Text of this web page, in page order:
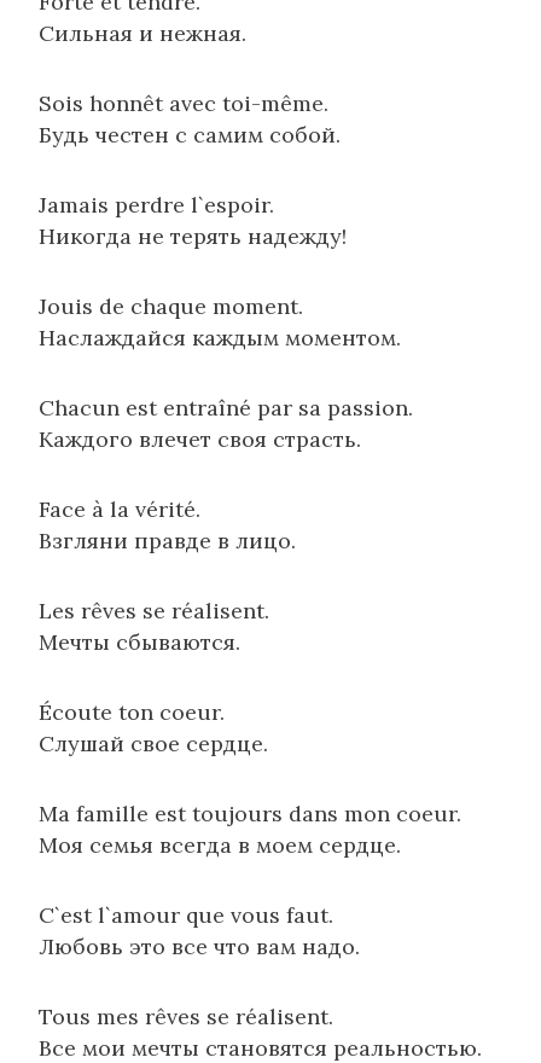
Сильная и нежная.
Sois honnêt avec toi-même.
Будь честен с самим собой.
Jamais perdre l`espoir.
Никогда не терять надежду!
Jouis de chaque moment.
Наслаждайся каждым моментом.
Chacun est entraîné par sa passion.
Каждого влечет своя страсть.
Face à la vérité.
Взгляни правде в лицо.
Les rêves se réalisent.
Мечты сбываются.
Écoute ton coeur.
Слушай свое сердце.
Ma famille est toujours dans mon coeur.
Моя семья всегда в моем сердце.
C`est l`amour que vous faut.
Любовь это все что вам надо.
Tous mes rêves se réalisent.
Все мои мечты становятся реальностью.